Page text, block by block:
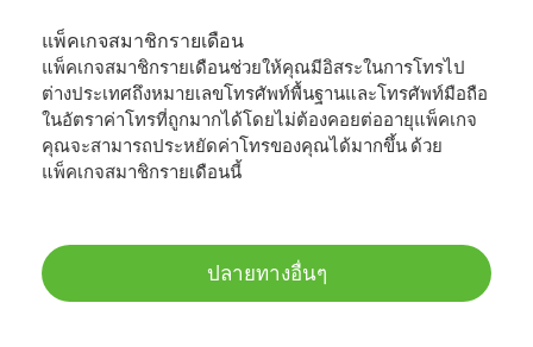
แพ็คเกจสมาชิกรายเดือน
แพ็คเกจสมาชิกรายเดือนช่วยให้คุณมีอิสระในการโทรไป
ต่างประเทศถึงหมายเลขโทรศัพท์พื้นฐานและโทรศัพท์มือถือ
ในอัตราค่าโทรที่ถูกมากได้โดยไม่ต้องคอยต่ออายุแพ็คเกจ
คุณจะสามารถประหยัดค่าโทรของคุณได้มากขึ้น ด้วย
แพ็คเกจสมาชิกรายเดือนนี้
ปลายทางอื่นๆ